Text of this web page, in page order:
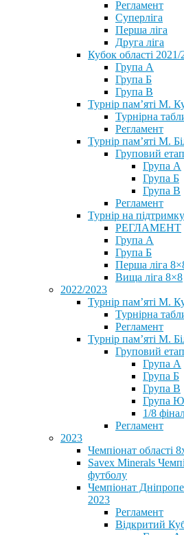
Регламент
Суперліга
Перша ліга
Друга ліга
Кубок області 2021/
Група А
Група Б
Група В
Турнір пам’яті М.
Турнірна
Регламент
Турнір пам’яті М.
Груповий етап
Група А
Група Б
Група В
Регламент
Турнір на
РЕГЛАМЕНТ
Група А
Група Б
Перша ліга
Вища ліга 8×8
2022/2023
Турнір пам’яті М.
Турнірна
Регламент
Турнір пам’яті М.
Груповий етап
Група А
Група Б
Група В
Група
1/8
Регламент
2023
Чемпіонат області
Savex Minerals
футболу
Чемпіонат
2023
Регламент
Відкритий